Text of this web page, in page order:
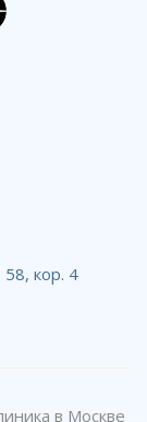
кор. 4
в Москве